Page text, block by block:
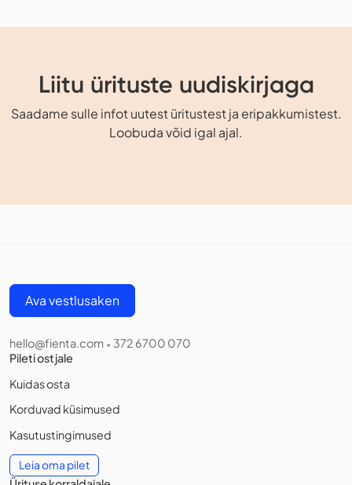
Liitu ürituste uudiskirjaga
Saadame sulle infot uutest üritustest ja eripakkumistest.
Loobuda võid igal ajal.
Ava vestlusaken
hello@fienta.com • 372 6700 070
Pileti ostjale
Kuidas osta
Korduvad küsimused
Kasutustingimused
Leia oma pilet